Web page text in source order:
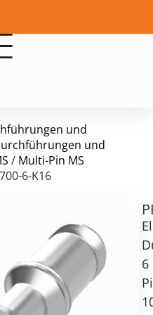
und
und
/ Multi-Pin MS
6-K16
6